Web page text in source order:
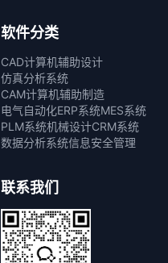
软件分类
CAD计算机辅助设计
仿真分析系统
CAM计算机辅助制造
电气自动化ERP系统MES系统
PLM系统机械设计CRM系统
数据分析系统信息安全管理
联系我们